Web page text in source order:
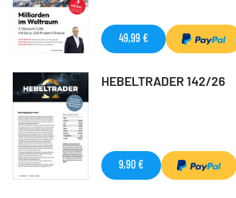
49,99 €
HEBELTRADER 142/26
9,90 €